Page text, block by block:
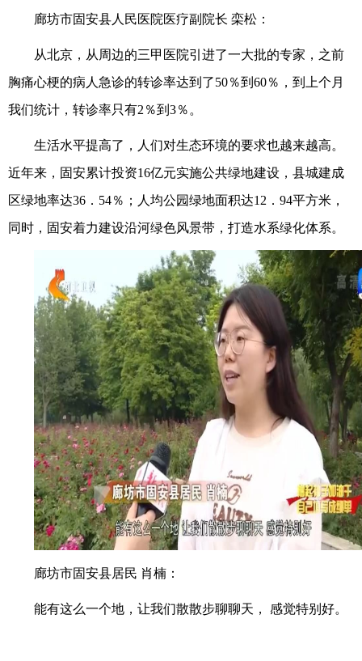
廊坊市固安县人民医院医疗副院长 栾松：
从北京，从周边的三甲医院引进了一大批的专家，之前
胸痛心梗的病人急诊的转诊率达到了50％到60％，到上个月
我们统计，转诊率只有2％到3％。
生活水平提高了，人们对生态环境的要求也越来越高。
近年来，固安累计投资16亿元实施公共绿地建设，县城建成
区绿地率达36．54％；人均公园绿地面积达12．94平方米，
同时，固安着力建设沿河绿色风景带，打造水系绿化体系。
廊坊市固安县居民 肖楠：
能有这么一个地，让我们散散步聊聊天， 感觉特别好。